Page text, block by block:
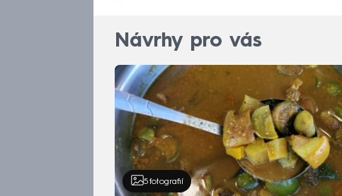
Návrhy pro vás
5 fotografií